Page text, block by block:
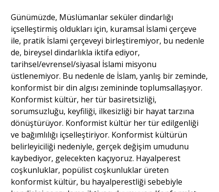
Günümüzde, Müslümanlar seküler dindarlığı
içselleştirmiş oldukları için, kuramsal İslami çerçeve
ile, pratik İslami çerçeveyi birleştiremiyor, bu nedenle
de, bireysel dindarlıkla iktifa ediyor,
tarihsel/evrensel/siyasal İslami misyonu
üstlenemiyor. Bu nedenle de İslam, yanlış bir zeminde,
konformist bir din algısı zemininde toplumsallaşıyor.
Konformist kültür, her tür basiretsizliği,
sorumsuzluğu, keyfiliği, ilkesizliği bir hayat tarzına
dönüştürüyor. Konformist kültür her tür edilgenliği
ve bağımlılığı içselleştiriyor. Konformist kültürün
belirleyiciliği nedeniyle, gerçek değişim umudunu
kaybediyor, gelecekten kaçıyoruz. Hayalperest
coşkunluklar, popülist coşkunluklar üreten
konformist kültür, bu hayalperestliği sebebiyle